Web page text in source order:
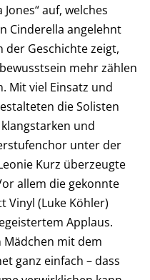
auf, welches
Cinderella angelehnt
der Geschichte zeigt,
mehr zählen
Mit viel Einsatz und
die Solisten
und
unter der
Kurz überzeugte
allem die gekonnte
Vinyl (Luke Köhler)
Applaus.
Mädchen mit dem
ganz einfach – dass